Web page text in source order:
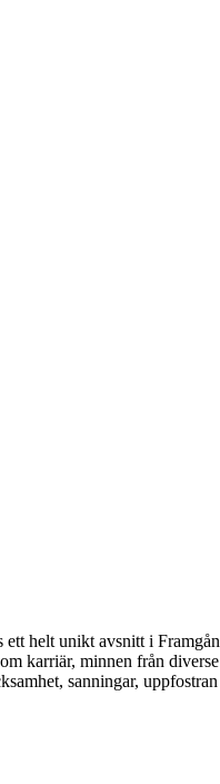
helt unikt avsnitt i
karriär, minnen från
sanningar,